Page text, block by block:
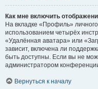
Как мне включить
На вкладке «Профиль»
использованием четырёх
«Удалённая аватара» или
зависит, включена ли
быть доступны. Если вы не
администратором
Вернуться к началу